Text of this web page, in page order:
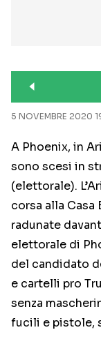
5 NOVEMBRE 2020
A Phoenix, in
sono scesi in
(elettorale).
corsa alla Casa
radunate
elettorale di
del candidato
e cartelli pro
senza
fucili e pistole,